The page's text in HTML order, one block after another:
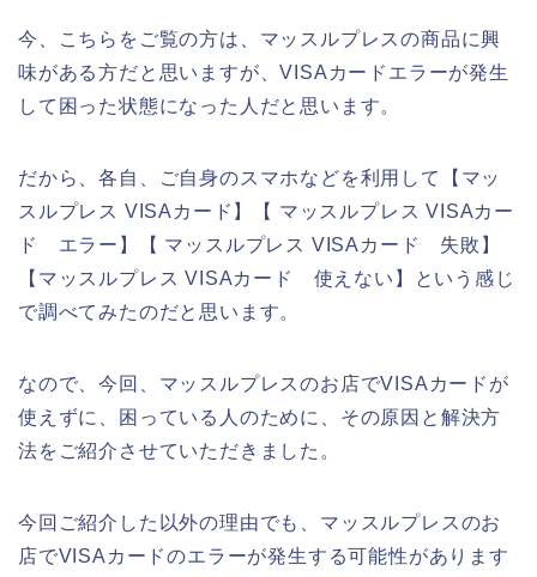
今、こちらをご覧の方は、マッスルプレスの商品に興
味がある方だと思いますが、VISAカードエラーが発生
して困った状態になった人だと思います。
だから、各自、ご自身のスマホなどを利用して【マッ
スルプレス VISAカード】【 マッスルプレス VISAカー
ド エラー】【 マッスルプレス VISAカード 失敗】
【マッスルプレス VISAカード 使えない】という感じ
で調べてみたのだと思います。
なので、今回、マッスルプレスのお店でVISAカードが
使えずに、困っている人のために、その原因と解決方
法をご紹介させていただきました。
今回ご紹介した以外の理由でも、マッスルプレスのお
店でVISAカードのエラーが発生する可能性があります